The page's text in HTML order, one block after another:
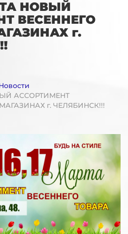
НОВЫЙ
ВЕСЕННЕГО
г.
АССОРТИМЕНТ
г. ЧЕЛЯБИНСК!!!